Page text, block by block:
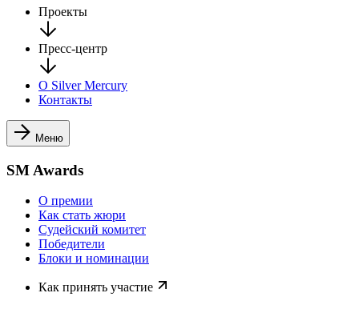
Проекты
Пресс-центр
О Silver Mercury
Контакты
Меню
SM Awards
О премии
Как стать жюри
Судейский комитет
Победители
Блоки и номинации
Как принять участие